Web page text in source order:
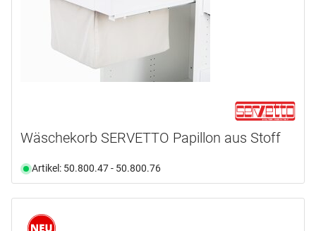
Wäschekorb SERVETTO Papillon aus Stoff
Artikel: 50.800.47 - 50.800.76